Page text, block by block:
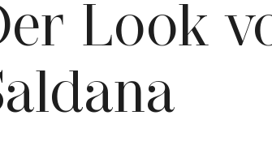
Look